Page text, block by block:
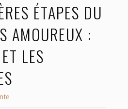
ÉTAPES DU
AMOUREUX :
LES